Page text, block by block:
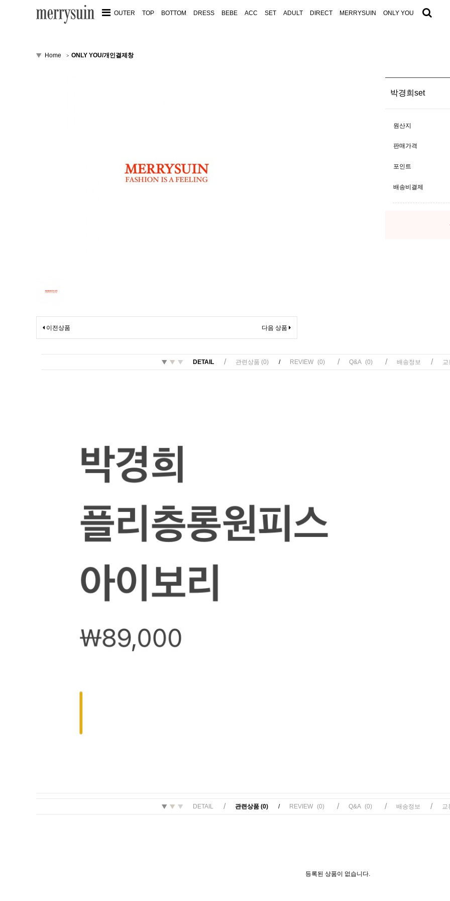
ONLY YOU
MERRYSUIN
DIRECT
ADULT
SET
ACC
BEBE
DRESS
BOTTOM
TOP
OUTER
Home ONLY YOU/개인결제창
이전상품 다음 상품
박경희set
원산지
판매가격
포인트
배송비결제
DETAIL / 관련상품 (0) / REVIEW (0) / Q&A (0) / 배송정보 /
DETAIL / 관련상품 (0) / REVIEW (0) / Q&A (0) / 배송정보 / 교
등록된 상품이 없습니다.